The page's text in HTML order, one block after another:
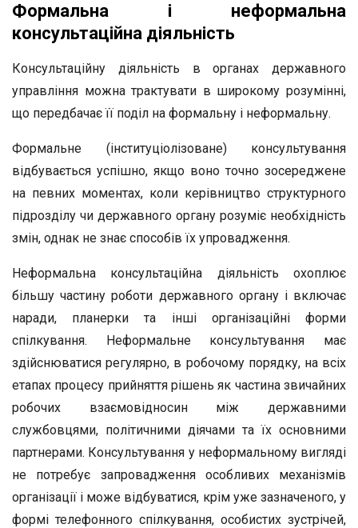
Формальна і неформальна
консультаційна діяльність
Консультаційну діяльність в органах державного
управління можна трактувати в широкому розумінні,
що передбачає її поділ на формальну і неформальну.
Формальне (інституціолізоване) консультування
відбувається успішно, якщо воно точно зосереджене
на певних моментах, коли керівництво структурного
підрозділу чи державного органу розуміє необхідність
змін, однак не знає способів їх упровадження.
Неформальна консультаційна діяльність охоплює
більшу частину роботи державного органу і включає
наради, планерки та інші організаційні форми
спілкування. Неформальне консультування має
здійснюватися регулярно, в робочому порядку, на всіх
етапах процесу прийняття рішень як частина звичайних
робочих взаємовідносин між державними
службовцями, політичними діячами та їх основними
партнерами. Консультування у неформальному вигляді
не потребує запровадження особливих механізмів
організації і може відбуватися, крім уже зазначеного, у
формі телефонного спілкування, особистих зустрічей,